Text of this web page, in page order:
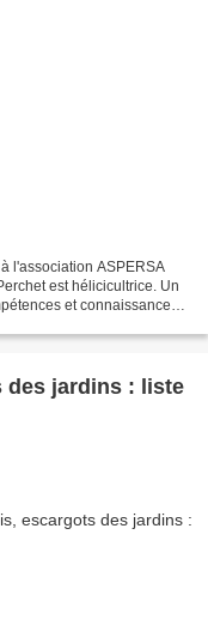
l'association ASPERSA
est hélicicultrice. Un
et connaissances
des jardins : liste